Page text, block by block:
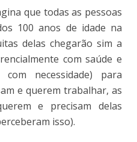
que todas as pessoas
100 anos de idade na
delas chegarão sim a
com saúde e
necessidade) para
e querem trabalhar, as
e precisam delas
isso).